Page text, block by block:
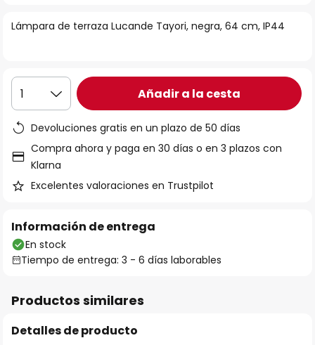
galería
Lámpara de terraza Lucande Tayori, negra, 64 cm, IP44
1 Añadir a la cesta
Devoluciones gratis en un plazo de 50 días
Compra ahora y paga en 30 días o en 3 plazos con
Klarna
Excelentes valoraciones en Trustpilot
Información de entrega
En stock
Tiempo de entrega: 3 - 6 días laborables
Productos similares
Detalles de producto